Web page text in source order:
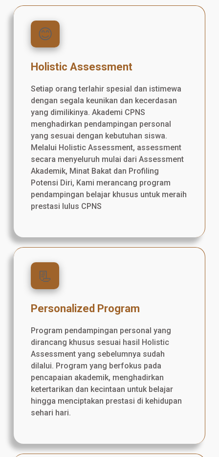
😊
Holistic Assessment
Setiap orang terlahir spesial dan istimewa
dengan segala keunikan dan kecerdasan
yang dimilikinya. Akademi CPNS
menghadirkan pendampingan personal
yang sesuai dengan kebutuhan siswa.
Melalui Holistic Assessment, assessment
secara menyeluruh mulai dari Assessment
Akademik, Minat Bakat dan Profiling
Potensi Diri, Kami merancang program
pendampingan belajar khusus untuk meraih
prestasi lulus CPNS
📃
Personalized Program
Program pendampingan personal yang
dirancang khusus sesuai hasil Holistic
Assessment yang sebelumnya sudah
dilalui. Program yang berfokus pada
pencapaian akademik, menghadirkan
ketertarikan dan kecintaan untuk belajar
hingga menciptakan prestasi di kehidupan
sehari hari.